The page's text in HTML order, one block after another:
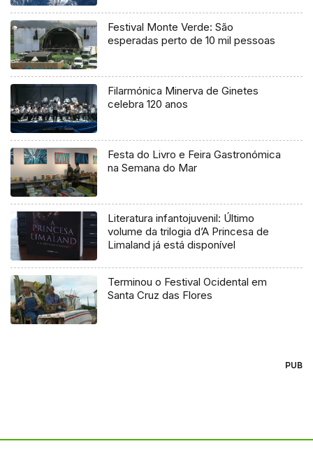
Festival Monte Verde: São
esperadas perto de 10 mil pessoas
Filarmónica Minerva de Ginetes
celebra 120 anos
Festa do Livro e Feira Gastronómica
na Semana do Mar
Literatura infantojuvenil: Último
volume da trilogia d’A Princesa de
Limaland já está disponível
Terminou o Festival Ocidental em
Santa Cruz das Flores
PUB